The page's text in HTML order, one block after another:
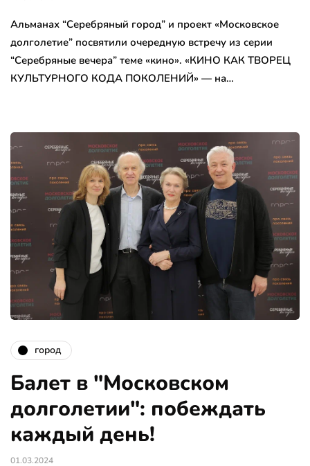
Альманах “Серебряный город” и проект «Московское
долголетие” посвятили очередную встречу из серии
“Серебряные вечера” теме «кино». «КИНО КАК ТВОРЕЦ
КУЛЬТУРНОГО КОДА ПОКОЛЕНИЙ» — на…
город
Балет в "Московском
долголетии": побеждать
каждый день!
01.03.2024